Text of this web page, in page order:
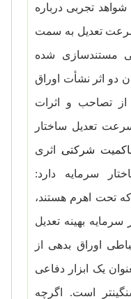
شواهد تجربی درباره
تعدیل به سمت
مستندسازی شده
دو اثر نشأت اوراق
از تصاحب و اثرات
تعدیل ساختار
شرکتی، اثری
سرمایه دارد:
تحت اهرم هستند،
سرمایه بهینه تعدیل
اوراق بدهی از
یک ابزار دفاعی
است. اگرچه